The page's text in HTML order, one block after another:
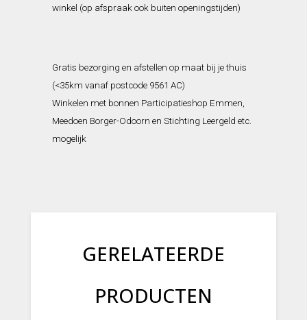
winkel (op afspraak ook buiten openingstijden)
Gratis bezorging en afstellen op maat bij je thuis
(<35km vanaf postcode 9561 AC)
Winkelen met bonnen Participatieshop Emmen,
Meedoen Borger-Odoorn en Stichting Leergeld etc.
mogelijk
GERELATEERDE
PRODUCTEN